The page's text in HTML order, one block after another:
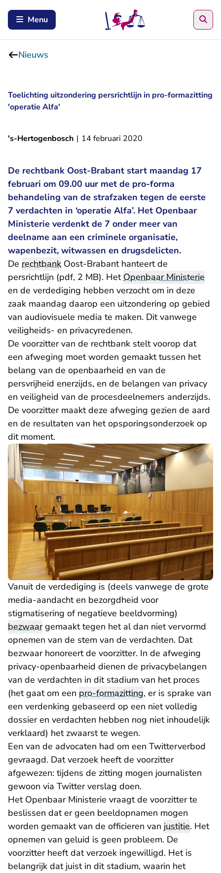
Menu
Nieuws
Toelichting uitzondering persrichtlijn in pro-formazitting
'operatie Alfa'
's-Hertogenbosch | 14 februari 2020
De rechtbank Oost-Brabant start maandag 17
februari om 09.00 uur met de pro-forma
behandeling van de strafzaken tegen de eerste
7 verdachten in ‘operatie Alfa’. Het Openbaar
Ministerie verdenkt de 7 onder meer van
deelname aan een criminele organisatie,
wapenbezit, witwassen en drugsdelicten.
De rechtbank Oost-Brabant hanteertde
persrichtlijn (pdf, 2 MB). HetOpenbaar Ministerie
en de verdediging hebben verzocht om in deze
zaak maandag daarop een uitzondering op gebied
van audiovisuele media te maken. Dit vanwege
veiligheids- en privacyredenen.
De voorzitter van de rechtbank stelt voorop dat
een afweging moet worden gemaakt tussen het
belang van de openbaarheid en van de
persvrijheid enerzijds, en de belangen van privacy
en veiligheid van de procesdeelnemers anderzijds.
De voorzitter maakt deze afweging gezien de aard
en de resultaten van het opsporingsonderzoek op
dit moment.
Vanuit de verdediging is (deels vanwege de grote
media-aandacht en bezorgdheid voor
stigmatisering of negatieve beeldvorming)
bezwaargemaakt tegen het al dan niet vervormd
opnemen van de stem van de verdachten. Dat
bezwaar honoreert de voorzitter. In de afweging
privacy-openbaarheid dienen de privacybelangen
van de verdachten in dit stadium van het proces
(het gaat om een pro-formazitting, er is sprake van
een verdenking gebaseerd op een niet volledig
dossier en verdachten hebben nog niet inhoudelijk
verklaard) het zwaarst te wegen.
Een van de advocaten had om een Twitterverbod
gevraagd. Dat verzoek heeft de voorzitter
afgewezen: tijdens de zitting mogen journalisten
gewoon via Twitter verslag doen.
Het Openbaar Ministerie vraagt de voorzitter te
beslissen dat er geen beeldopnamen mogen
worden gemaakt van de officieren van justitie. Het
opnemen van geluid is geen probleem. De
voorzitter heeft dat verzoek ingewilligd. Het is
belangrijk dat juist in dit stadium, waarin het